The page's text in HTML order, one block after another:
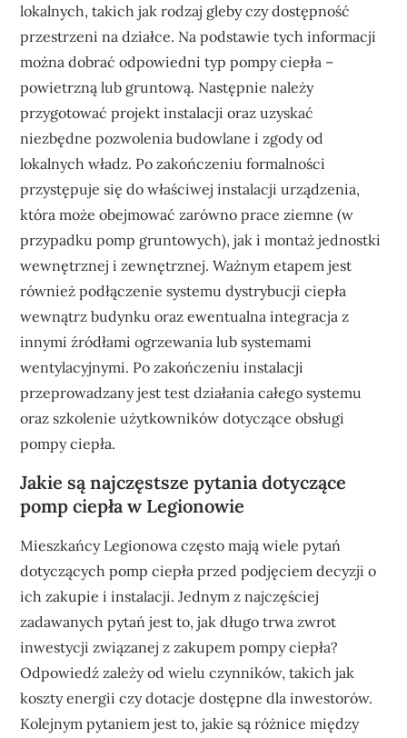
lokalnych, takich jak rodzaj gleby czy dostępność
przestrzeni na działce. Na podstawie tych informacji
można dobrać odpowiedni typ pompy ciepła –
powietrzną lub gruntową. Następnie należy
przygotować projekt instalacji oraz uzyskać
niezbędne pozwolenia budowlane i zgody od
lokalnych władz. Po zakończeniu formalności
przystępuje się do właściwej instalacji urządzenia,
która może obejmować zarówno prace ziemne (w
przypadku pomp gruntowych), jak i montaż jednostki
wewnętrznej i zewnętrznej. Ważnym etapem jest
również podłączenie systemu dystrybucji ciepła
wewnątrz budynku oraz ewentualna integracja z
innymi źródłami ogrzewania lub systemami
wentylacyjnymi. Po zakończeniu instalacji
przeprowadzany jest test działania całego systemu
oraz szkolenie użytkowników dotyczące obsługi
pompy ciepła.
Jakie są najczęstsze pytania dotyczące
pomp ciepła w Legionowie
Mieszkańcy Legionowa często mają wiele pytań
dotyczących pomp ciepła przed podjęciem decyzji o
ich zakupie i instalacji. Jednym z najczęściej
zadawanych pytań jest to, jak długo trwa zwrot
inwestycji związanej z zakupem pompy ciepła?
Odpowiedź zależy od wielu czynników, takich jak
koszty energii czy dotacje dostępne dla inwestorów.
Kolejnym pytaniem jest to, jakie są różnice między